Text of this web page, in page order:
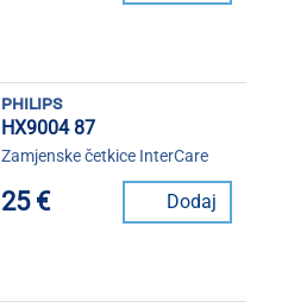
philips
HX9004 87
Zamjenske četkice InterCare
25 € Dodaj